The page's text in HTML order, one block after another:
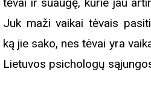
Juk maži vaikai tėvais
ką jie sako, nes tėvai yra
Lietuvos psichologų